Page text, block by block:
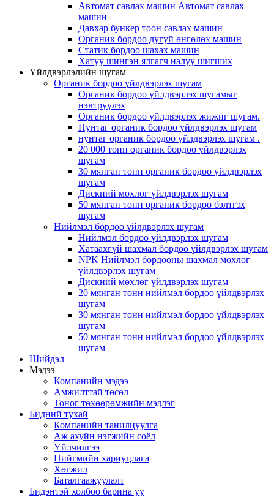
Автомат савлах машин Автомат савлах
машин
Давхар бункер тоон савлах машин
Органик бордоо дугуй өнгөлөх машин
Статик бордоо шахах машин
Хатуу шингэн ялгагч налуу шигших
Үйлдвэрлэлийн шугам
Органик бордоо үйлдвэрлэх шугам
Органик бордоо үйлдвэрлэх шугамыг
нэвтрүүлэх
Органик бордоо үйлдвэрлэх жижиг шугам.
Нунтаг органик бордоо үйлдвэрлэх шугам
нунтаг органик бордоо үйлдвэрлэх шугам .
20 000 тонн органик бордоо үйлдвэрлэх
шугам
30 мянган тонн органик бордоо үйлдвэрлэх
шугам
Дискний мөхлөг үйлдвэрлэх шугам
50 мянган тонн органик бордоо бэлтгэх
шугам
Нийлмэл бордоо үйлдвэрлэх шугам
Нийлмэл бордоо үйлдвэрлэх шугам
Хатаахгүй шахмал бордоо үйлдвэрлэх шугам
NPK Нийлмэл бордооны шахмал мөхлөг
үйлдвэрлэх шугам
Дискний мөхлөг үйлдвэрлэх шугам
20 мянган тонн нийлмэл бордоо үйлдвэрлэх
шугам
30 мянган тонн нийлмэл бордоо үйлдвэрлэх
шугам
50 мянган тонн нийлмэл бордоо үйлдвэрлэх
шугам
Шийдэл
Мэдээ
Компанийн мэдээ
Амжилттай төсөл
Тоног төхөөрөмжийн мэдлэг
Бидний тухай
Компанийн танилцуулга
Аж ахуйн нэгжийн соёл
Үйлчилгээ
Нийгмийн хариуцлага
Хөгжил
Баталгаажуулалт
Бидэнтэй холбоо барина уу